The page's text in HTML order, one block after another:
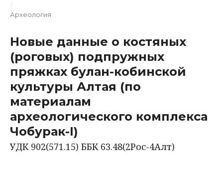
/
Археология
Новые данные о костяных
(роговых) подпружных
пряжках булан-кобинской
культуры Алтая (по
материалам
археологического комплекса
Чобурак-I)
УДК 902(571.15) ББК 63.48(2Рос-4Алт)